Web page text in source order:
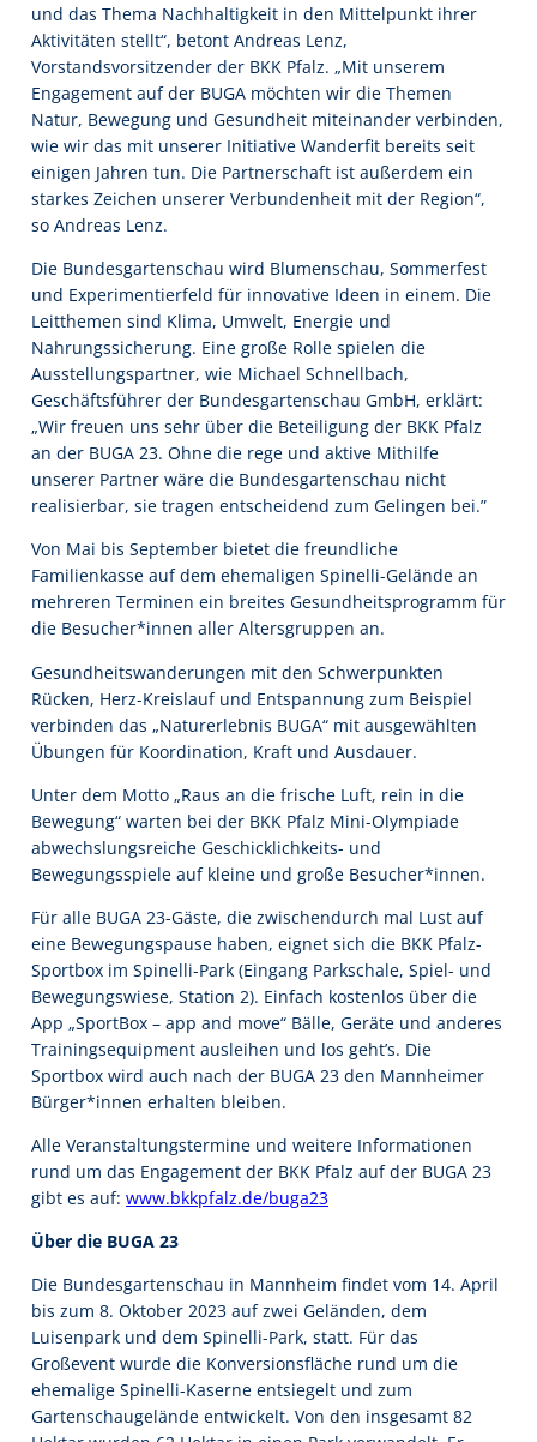
und das Thema Nachhaltigkeit in den Mittelpunkt ihrer
Aktivitäten stellt“, betont Andreas Lenz,
Vorstandsvorsitzender der BKK Pfalz. „Mit unserem
Engagement auf der BUGA möchten wir die Themen
Natur, Bewegung und Gesundheit miteinander verbinden,
wie wir das mit unserer Initiative Wanderfit bereits seit
einigen Jahren tun. Die Partnerschaft ist außerdem ein
starkes Zeichen unserer Verbundenheit mit der Region“,
so Andreas Lenz.
Die Bundesgartenschau wird Blumenschau, Sommerfest
und Experimentierfeld für innovative Ideen in einem. Die
Leitthemen sind Klima, Umwelt, Energie und
Nahrungssicherung. Eine große Rolle spielen die
Ausstellungspartner, wie Michael Schnellbach,
Geschäftsführer der Bundesgartenschau GmbH, erklärt:
„Wir freuen uns sehr über die Beteiligung der BKK Pfalz
an der BUGA 23. Ohne die rege und aktive Mithilfe
unserer Partner wäre die Bundesgartenschau nicht
realisierbar, sie tragen entscheidend zum Gelingen bei.”
Von Mai bis September bietet die freundliche
Familienkasse auf dem ehemaligen Spinelli-Gelände an
mehreren Terminen ein breites Gesundheitsprogramm für
die Besucher*innen aller Altersgruppen an.
Gesundheitswanderungen mit den Schwerpunkten
Rücken, Herz-Kreislauf und Entspannung zum Beispiel
verbinden das „Naturerlebnis BUGA“ mit ausgewählten
Übungen für Koordination, Kraft und Ausdauer.
Unter dem Motto „Raus an die frische Luft, rein in die
Bewegung“ warten bei der BKK Pfalz Mini-Olympiade
abwechslungsreiche Geschicklichkeits- und
Bewegungsspiele auf kleine und große Besucher*innen.
Für alle BUGA 23-Gäste, die zwischendurch mal Lust auf
eine Bewegungspause haben, eignet sich die BKK Pfalz-
Sportbox im Spinelli-Park (Eingang Parkschale, Spiel- und
Bewegungswiese, Station 2). Einfach kostenlos über die
App „SportBox – app and move“ Bälle, Geräte und anderes
Trainingsequipment ausleihen und los geht’s. Die
Sportbox wird auch nach der BUGA 23 den Mannheimer
Bürger*innen erhalten bleiben.
Alle Veranstaltungstermine und weitere Informationen
rund um das Engagement der BKK Pfalz auf der BUGA 23
gibt es auf: www.bkkpfalz.de/buga23
Über die BUGA 23
Die Bundesgartenschau in Mannheim findet vom 14. April
bis zum 8. Oktober 2023 auf zwei Geländen, dem
Luisenpark und dem Spinelli-Park, statt. Für das
Großevent wurde die Konversionsfläche rund um die
ehemalige Spinelli-Kaserne entsiegelt und zum
Gartenschaugelände entwickelt. Von den insgesamt 82